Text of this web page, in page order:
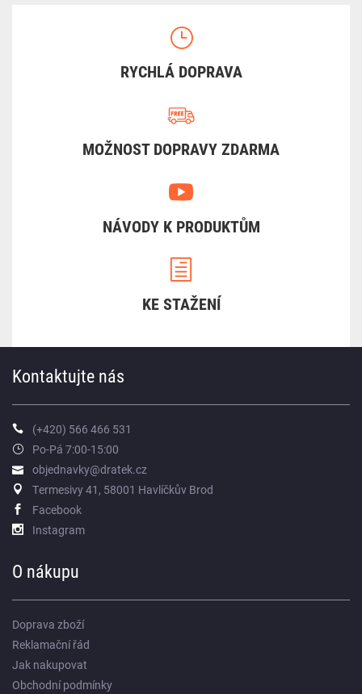
RYCHLÁ DOPRAVA
MOŽNOST DOPRAVY ZDARMA
NÁVODY K PRODUKTŮM
KE STAŽENÍ
Kontaktujte nás
(+420) 566 466 531
Po-Pá 7:00-15:00
objednavky@dratek.cz
Termesivy 41, 58001 Havlíčkův Brod
Facebook
Instagram
O nákupu
Doprava zboží
Reklamační řád
Jak nakupovat
Obchodní podmínky